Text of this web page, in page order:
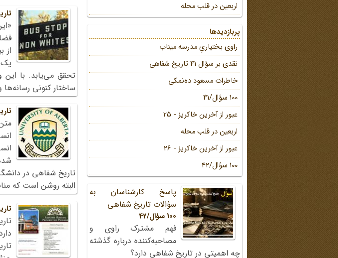
از
یک
تحقق می‌یابد. با
ساختار کنونی
تاریخ شفاهی در
البته روشن است که
اربعین در قلب محله
پربازدیدها
راوی بختیاریِ مدرسه میناب
نقدی بر سؤال 41 تاریخ شفاهی
خاطرات مسعود ده‌نمکی
100 سؤال/41
عبور از آخرین خاکریز - 25
اربعین در قلب محله
عبور از آخرین خاکریز - 26
100 سؤال/42
پاسخ کارشناسان به
سؤالات تاریخ شفاهی
100 سؤال/42
فهم مشترک راوی و
مصاحبه‌کننده درباره گذشته
چه اهمیتی در تاریخ شفاهی دارد؟